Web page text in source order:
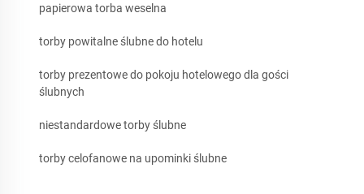
papierowa torba weselna
torby powitalne ślubne do hotelu
torby prezentowe do pokoju hotelowego dla gości
ślubnych
niestandardowe torby ślubne
torby celofanowe na upominki ślubne